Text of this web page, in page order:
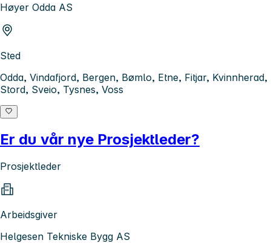
Høyer Odda AS
Sted
Odda, Vindafjord, Bergen, Bømlo, Etne, Fitjar, Kvinnherad,
Stord, Sveio, Tysnes, Voss
Er du vår nye Prosjektleder?
Prosjektleder
Arbeidsgiver
Helgesen Tekniske Bygg AS